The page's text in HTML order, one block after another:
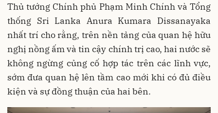
Thủ tướng Chính phủ Phạm Minh Chính và Tổng
thống Sri Lanka Anura Kumara Dissanayaka
nhất trí cho rằng, trên nền tảng của quan hệ hữu
nghị nồng ấm và tin cậy chính trị cao, hai nước sẽ
không ngừng củng cố hợp tác trên các lĩnh vực,
sớm đưa quan hệ lên tầm cao mới khi có đủ điều
kiện và sự đồng thuận của hai bên.